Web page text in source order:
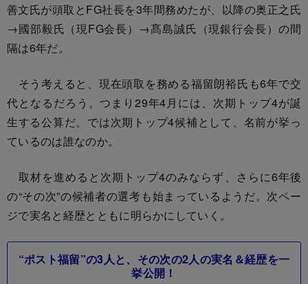
善文氏が頭取とFG社長を3年間務めたが、以降の奥正之氏
→國部毅氏（現FG会長）→髙島誠氏（現銀行会長）の間
隔は6年だ。
そう考えると、現在頭取を務める福留朗裕氏も6年で交
代となるだろう。つまり29年4月には、次期トップ4が誕
生する公算だ。では次期トップ4候補として、名前が挙っ
ているのは誰なのか。
取材を進めると次期トップ4のみならず、さらに6年後
の“その次”の候補者の選考も始まっているようだ。次ペー
ジで実名と経歴とともに明らかにしていく。
“ポスト福留”の3人と、その次の2人の実名＆経歴を一
挙公開！